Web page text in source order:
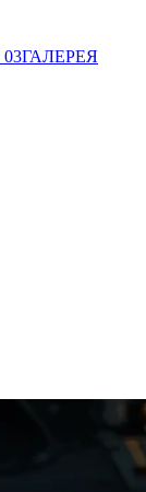
03ГАЛЕРЕЯ